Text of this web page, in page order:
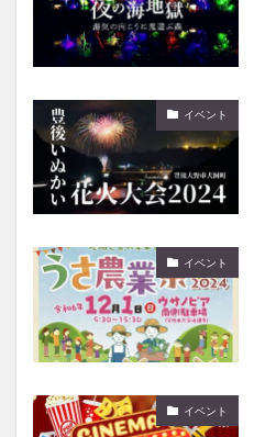
イベント
イベント
イベント